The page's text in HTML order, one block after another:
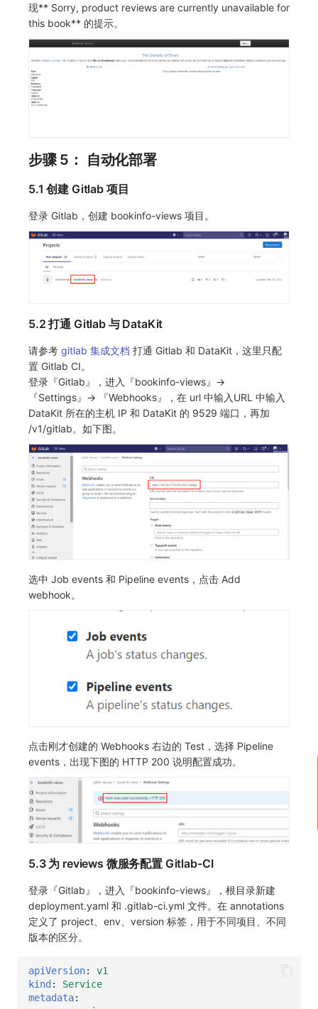
现** Sorry, product reviews are currently unavailable for
this book** 的提示。
步骤 5： 自动化部署
5.1 创建 Gitlab 项目
登录 Gitlab，创建 bookinfo-views 项目。
5.2 打通 Gitlab 与 DataKit
请参考 gitlab 集成文档 打通 Gitlab 和 DataKit，这里只配
置 Gitlab CI。
登录『Gitlab』，进入『bookinfo-views』->
『Settings』-> 『Webhooks』，在 url 中输入URL 中输入
DataKit 所在的主机 IP 和 DataKit 的 9529 端口，再加
/v1/gitlab。如下图。
选中 Job events 和 Pipeline events，点击 Add
webhook。
点击刚才创建的 Webhooks 右边的 Test，选择 Pipeline
events，出现下图的 HTTP 200 说明配置成功。
5.3 为 reviews 微服务配置 Gitlab-CI
登录『Gitlab』，进入『bookinfo-views』，根目录新建
deployment.yaml 和 .gitlab-ci.yml 文件。在 annotations
定义了 project、env、version 标签，用于不同项目、不同
版本的区分。
apiVersion:
v1
kind :
Service
metadata: